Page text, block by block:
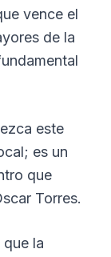
vence el
de la
este
es un
que
Torres.
la